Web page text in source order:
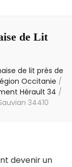
de Lit
de lit près de
Occitanie /
Hérault 34 /
34410
devenir un